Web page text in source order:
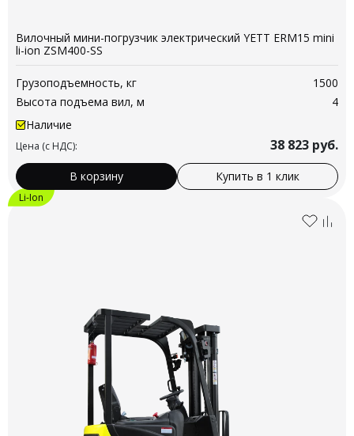
Вилочный мини-погрузчик электрический YETT ERM15 mini
li-ion ZSM400-SS
Грузоподъемность, кг
1500
Высота подъема вил, м
4
Наличие
Цена (с НДС): 38 823 руб.
В корзину Купить в 1 клик
Li-Ion